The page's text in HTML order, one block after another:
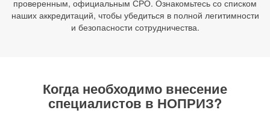
проверенным, официальным СРО. Ознакомьтесь со списком
наших аккредитаций, чтобы убедиться в полной легитимности
и безопасности сотрудничества.
Когда необходимо внесение
специалистов в НОПРИЗ?